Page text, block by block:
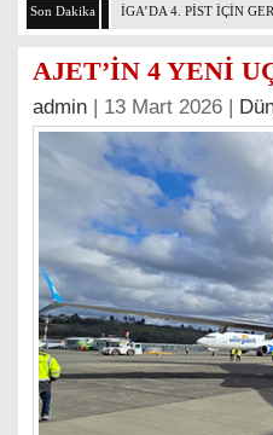
Son Dakika İGA’DA 4. PİST İÇİN
AJET’İN 4 YENİ
admin | 13 Mart 2026 |